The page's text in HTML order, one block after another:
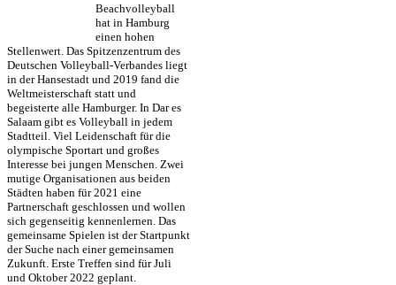
Beachvolleyball
hat in Hamburg
einen hohen
Stellenwert. Das Spitzenzentrum des
Deutschen Volleyball-Verbandes liegt
in der Hansestadt und 2019 fand die
Weltmeisterschaft statt und
begeisterte alle Hamburger. In Dar es
Salaam gibt es Volleyball in jedem
Stadtteil. Viel Leidenschaft für die
olympische Sportart und großes
Interesse bei jungen Menschen. Zwei
mutige Organisationen aus beiden
Städten haben für 2021 eine
Partnerschaft geschlossen und wollen
sich gegenseitig kennenlernen. Das
gemeinsame Spielen ist der Startpunkt
der Suche nach einer gemeinsamen
Zukunft. Erste Treffen sind für Juli
und Oktober 2022 geplant.